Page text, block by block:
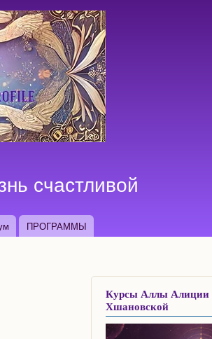
счастливой
ПРОГРАММЫ
Курсы Аллы Алиции
Хшановской